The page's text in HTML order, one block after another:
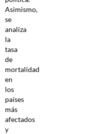
Asimismo,
se
analiza
la
tasa
de
mortalidad
en
los
países
más
afectados
y